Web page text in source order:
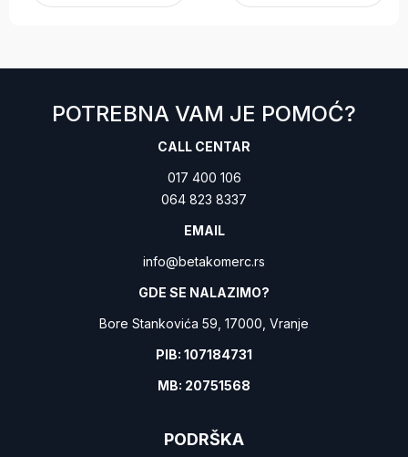
Broj korpi
PODRŠKA
POTREBNA VAM JE POMOĆ?
CALL CENTAR
017 400 106
064 823 8337
EMAIL
info@betakomerc.rs
GDE SE NALAZIMO?
Bore Stankovića 59, 17000, Vranje
PIB: 107184731
MB: 20751568